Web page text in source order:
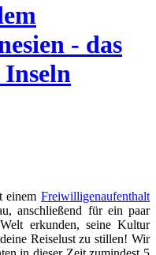
- das
einem Freiwilligenaufenthalt
anschließend für ein paar
erkunden, seine Kultur
Reiselust zu stillen! Wir